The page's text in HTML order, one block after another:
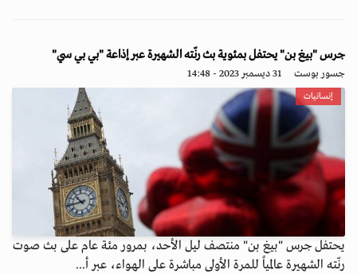
جرس "بيغ بن" يحتفل بمئوية بث رنّته الشهيرة عبر إذاعة "بي بي سي"
جسور بوست 31 ديسمبر 2023 - 14:48
إنسانيات
يحتفل جرس "بيغ بن" منتصف ليل الأحد، بمرور مئة عام على بث صوت
رنّته الشهيرة عالمياً للمرة الأولى مباشرة على الهواء، عبر أ...